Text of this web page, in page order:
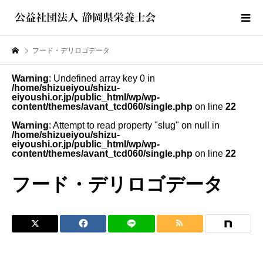
フード・デリロゴデータ
Warning: Undefined array key 0 in
/home/shizueiyou/shizu-
eiyoushi.or.jp/public_html/wp/wp-
content/themes/avant_tcd060/single.php on line 22
Warning: Attempt to read property "slug" on null in
/home/shizueiyou/shizu-
eiyoushi.or.jp/public_html/wp/wp-
content/themes/avant_tcd060/single.php on line 22
フード・デリロゴデータ